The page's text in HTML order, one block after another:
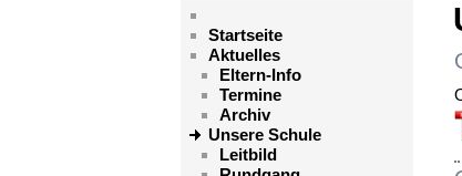
Startseite
Aktuelles
Eltern-Info
Termine
Archiv
Unsere Schule
Leitbild